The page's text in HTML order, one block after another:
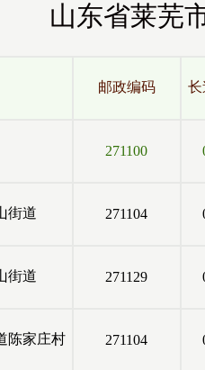
山东省莱芜
邮政编码 长
271100
街道 271104
街道 271129
陈家庄村 271104